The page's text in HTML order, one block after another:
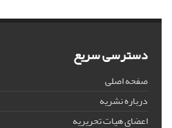
دسترسی سریع
صفحه اصلی
درباره نشریه
اعضای هیات تحریریه